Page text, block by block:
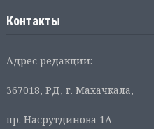
Контакты
Адрес редакции:
367018, РД, г. Махачкала,
пр. Насрутдинова 1А